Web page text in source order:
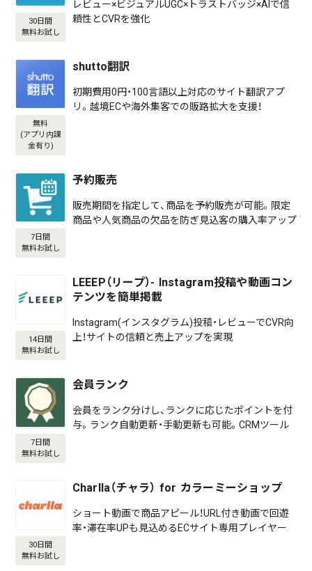
30日間
無料お試し
レビュー×ビジュアルUGC×トラストバッジ×AIで信
頼性とCVRを強化
無料
(アプリ内課
金有り)
shutto翻訳
初期費用0円・100言語以上対応のサイト翻訳アプ
リ。越境ECや海外集客での販路拡大を支援！
7日間
無料お試し
予約販売
販売期間を指定して、商品を予約販売が可能。限定
商品や人気商品の欠品を防ぎ見込客の購入率アップ
14日間
無料お試し
LEEEP（リープ）- Instagram投稿や動画コン
テンツを簡単掲載
Instagram(インスタグラム)投稿・レビューでCVR向
上！サイトの信頼と売上アップを実現
7日間
無料お試し
会員ランク
会員をランク分けし、ランクに応じたポイントを付
与。ランク自動更新・手動更新も可能。CRMツール
30日間
無料お試し
Charlla（チャラ） for カラーミーショップ
ショート動画で商品アピール！URL付き動画で回遊
率・滞在率UPも見込めるECサイト専用プレイヤー